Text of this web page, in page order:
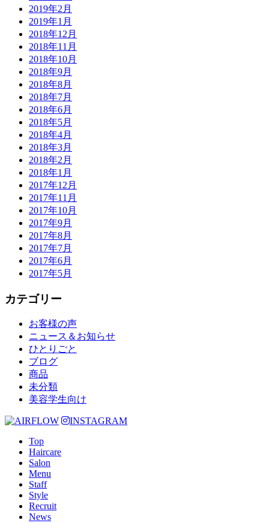
2019年2月
2019年1月
2018年12月
2018年11月
2018年10月
2018年9月
2018年8月
2018年7月
2018年6月
2018年5月
2018年4月
2018年3月
2018年2月
2018年1月
2017年12月
2017年11月
2017年10月
2017年9月
2017年8月
2017年7月
2017年6月
2017年5月
カテゴリー
お客様の声
ニュース＆お知らせ
ひとりごと
ブログ
商品
未分類
美容学生向け
INSTAGRAM
Top
Haircare
Salon
Menu
Staff
Style
Recruit
News